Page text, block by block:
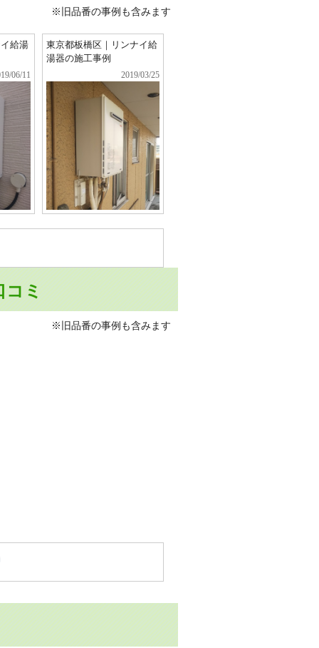
※旧品番の事例も含みます
給湯
06/11
東京都板橋区｜リンナイ給
湯器の施工事例
2019/03/25
コミ
※旧品番の事例も含みます